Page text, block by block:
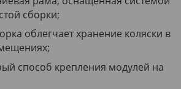
сборки;
облегчает хранение коляски в
способ крепления модулей на